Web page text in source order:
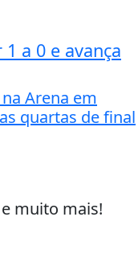
a 0 e avança
Arena em
quartas de final
muito mais!